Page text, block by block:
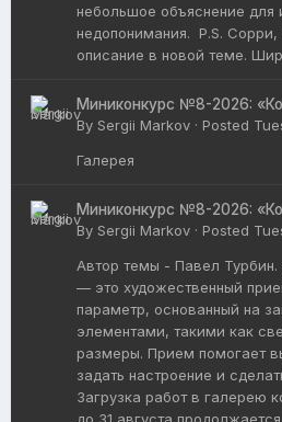
небольшое объяснение для
недопонимания. P.S.
описание в новой теме.
Миниконкурс №8-2026:
By Sergii Markov · Posted
Галерея
Миниконкурс №8-2026:
By Sergii Markov · Posted
Автор темы - Павел Турбин.
— это художественный
параметр, основанный на
элементами, такими как
размеры. Прием помогает
задать настроение и
Загрузка работ в галерею